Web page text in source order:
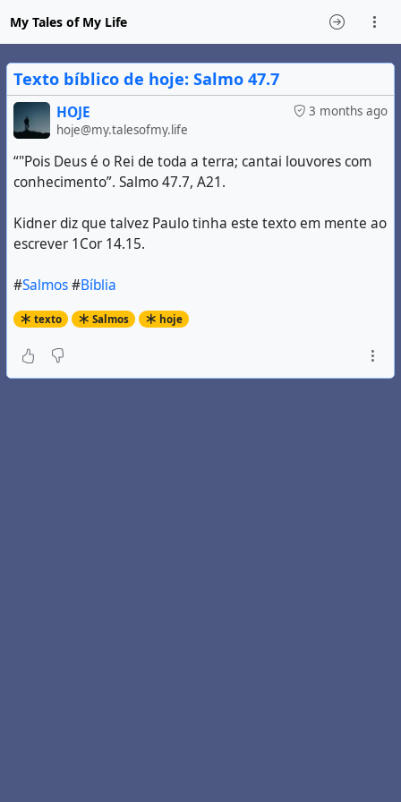
My Tales of My Life
Texto bíblico de hoje: Salmo 47.7
3 months ago
HOJE
hoje@my.talesofmy.life
“"Pois Deus é o Rei de toda a terra; cantai louvores com
conhecimento”. Salmo 47.7, A21.
Kidner diz que talvez Paulo tinha este texto em mente ao
escrever 1Cor 14.15.
#Salmos#Bíblia
texto Salmos hoje